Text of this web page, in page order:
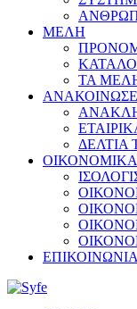
ΜΕΛΗ
ΤΑ
ΔΕΛΤΙΑ
ΟΙΚΟΝΟΜΙΚΑ
ΕΠΙΚΟΙΝΩΝΙΑ